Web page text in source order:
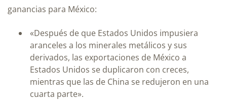
ganancias para México:
«Después de que Estados Unidos impusiera
aranceles a los minerales metálicos y sus
derivados, las exportaciones de México a
Estados Unidos se duplicaron con creces,
mientras que las de China se redujeron en una
cuarta parte».